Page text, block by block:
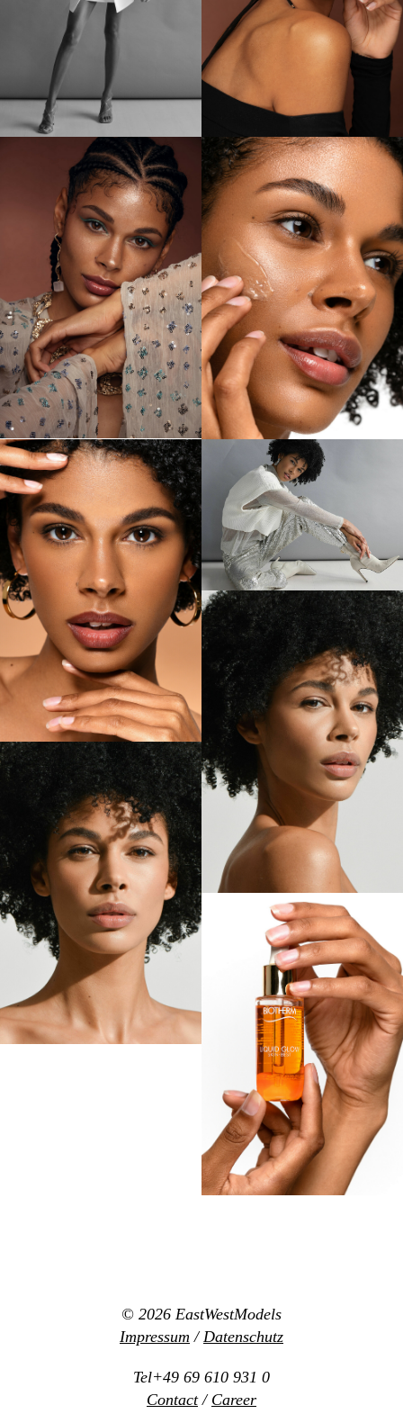
© 2026 EastWestModels
Impressum /Datenschutz
Tel+49 69 610 931 0
Contact/ Career